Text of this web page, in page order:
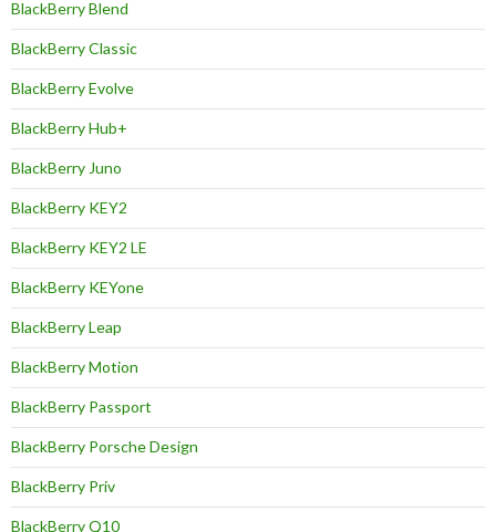
BlackBerry Blend
BlackBerry Classic
BlackBerry Evolve
BlackBerry Hub+
BlackBerry Juno
BlackBerry KEY2
BlackBerry KEY2 LE
BlackBerry KEYone
BlackBerry Leap
BlackBerry Motion
BlackBerry Passport
BlackBerry Porsche Design
BlackBerry Priv
BlackBerry Q10